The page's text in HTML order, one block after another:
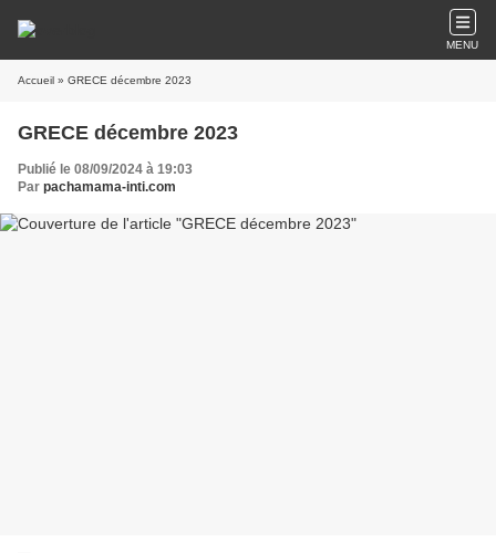
MENU
Accueil » GRECE décembre 2023
GRECE décembre 2023
Publié le 08/09/2024 à 19:03
Par pachamama-inti.com